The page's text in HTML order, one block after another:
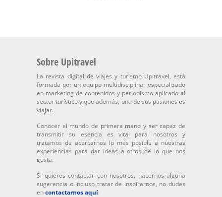
Sobre Upitravel
La revista digital de viajes y turismo Upitravel, está
formada por un equipo multidisciplinar especializado
en marketing de contenidos y periodismo aplicado al
sector turístico y que además, una de sus pasiones es
viajar.
Conocer el mundo de primera mano y ser capaz de
transmitir su esencia es vital para nosotros y
tratamos de acercarnos lo más posible a nuestras
experiencias para dar ideas a otros de lo que nos
gusta.
Si quieres contactar con nosotros, hacernos alguna
sugerencia o incluso tratar de inspirarnos, no dudes
encontactarnos aquí.